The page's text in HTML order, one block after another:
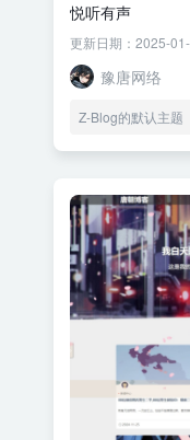
悦听有声
更新日期：2025-
豫唐网络
Z-Blog的默认主题